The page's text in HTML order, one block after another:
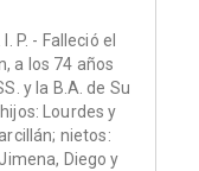
P. - Falleció el
a los 74 años
y la B.A. de Su
Lourdes y
nietos:
Diego y